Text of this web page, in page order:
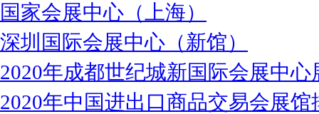
国家会展中心（上海）
深圳国际会展中心（新馆）
2020年成都世纪城新国际会展中心
2020年中国进出口商品交易会展馆